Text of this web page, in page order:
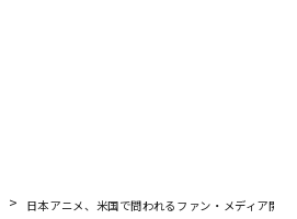
日本アニメ、米国で問われるファン・メディア開